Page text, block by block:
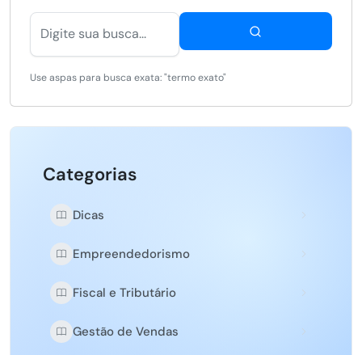
Use aspas para busca exata: "termo exato"
Categorias
Dicas
Empreendedorismo
Fiscal e Tributário
Gestão de Vendas